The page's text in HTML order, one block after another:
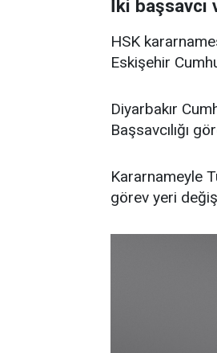
İki başsavcı
HSK
Eskişehir
Diyarbakır
Başsavcılığı
Kararnameyle
görev yeri